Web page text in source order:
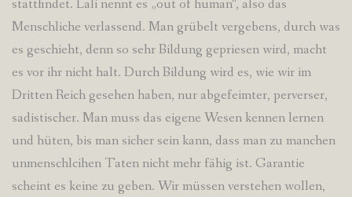
stattfindet. Lali nennt es „out of human“, also das
Menschliche verlassend. Man grübelt vergebens, durch was
es geschieht, denn so sehr Bildung gepriesen wird, macht
es vor ihr nicht halt. Durch Bildung wird es, wie wir im
Dritten Reich gesehen haben, nur abgefeimter, perverser,
sadistischer. Man muss das eigene Wesen kennen lernen
und hüten, bis man sicher sein kann, dass man zu manchen
unmenschlcihen Taten nicht mehr fähig ist. Garantie
scheint es keine zu geben. Wir müssen verstehen wollen,